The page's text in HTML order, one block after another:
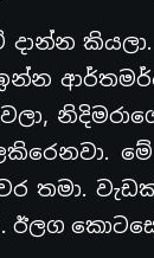
ඊලග